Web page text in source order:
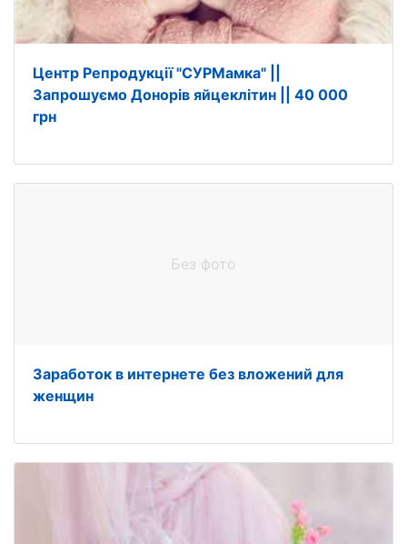
Центр Репродукції "СУРМамка" ||
Запрошуємо Донорів яйцеклітин || 40 000
грн
Без фото
Заработок в интернете без вложений для
женщин